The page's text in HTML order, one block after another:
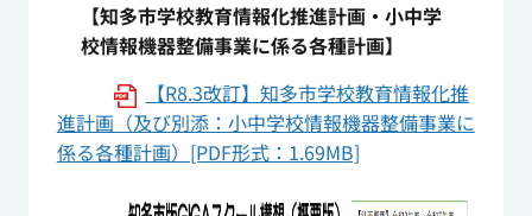
【知多市学校教育情報化推進計画・小中学
校情報機器整備事業に係る各種計画】
【R8.3改訂】知多市学校教育情報化推
進計画（及び別添：小中学校情報機器整備事業に
係る各種計画）[PDF形式：1.69MB]